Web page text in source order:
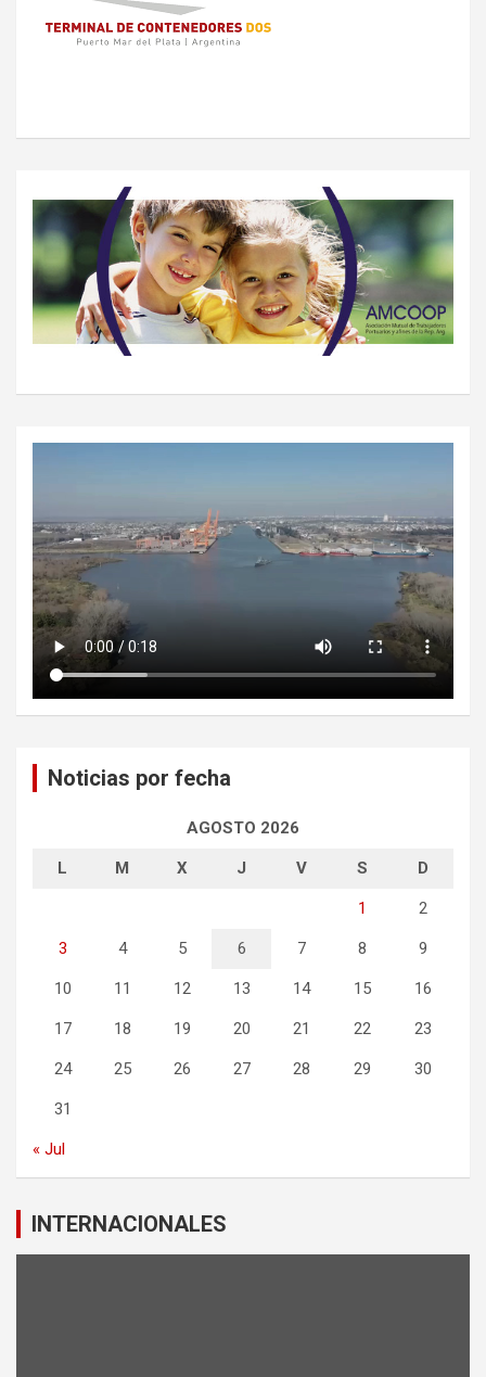
Noticias por fecha
AGOSTO 2026
L M X J V S D
1 2
3 4 5 6 7 8 9
10 11 12 13 14 15 16
17 18 19 20 21 22 23
24 25 26 27 28 29 30
31
« Jul
INTERNACIONALES